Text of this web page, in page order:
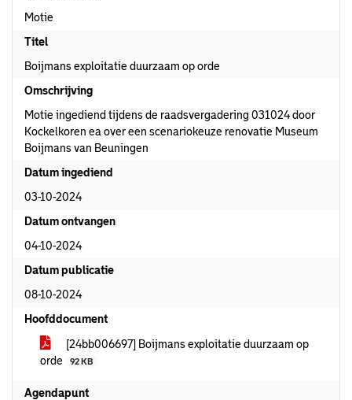
Motie
Titel
Boijmans exploitatie duurzaam op orde
Omschrijving
Motie ingediend tijdens de raadsvergadering 031024 door
Kockelkoren ea over een scenariokeuze renovatie Museum
Boijmans van Beuningen
Datum ingediend
03-10-2024
Datum ontvangen
04-10-2024
Datum publicatie
08-10-2024
Hoofddocument
[24bb006697] Boijmans exploitatie duurzaam op
orde
92 KB
Agendapunt